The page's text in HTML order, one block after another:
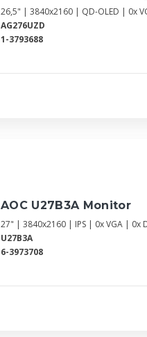
26,5" | 3840x2160 | QD-OLED | 0x
AG276UZD
1-3793688
AOC U27B3A Monitor
27" | 3840x2160 | IPS | 0x VGA | 0x
U27B3A
6-3973708